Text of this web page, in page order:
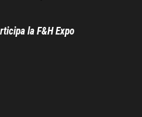
la F&H Expo